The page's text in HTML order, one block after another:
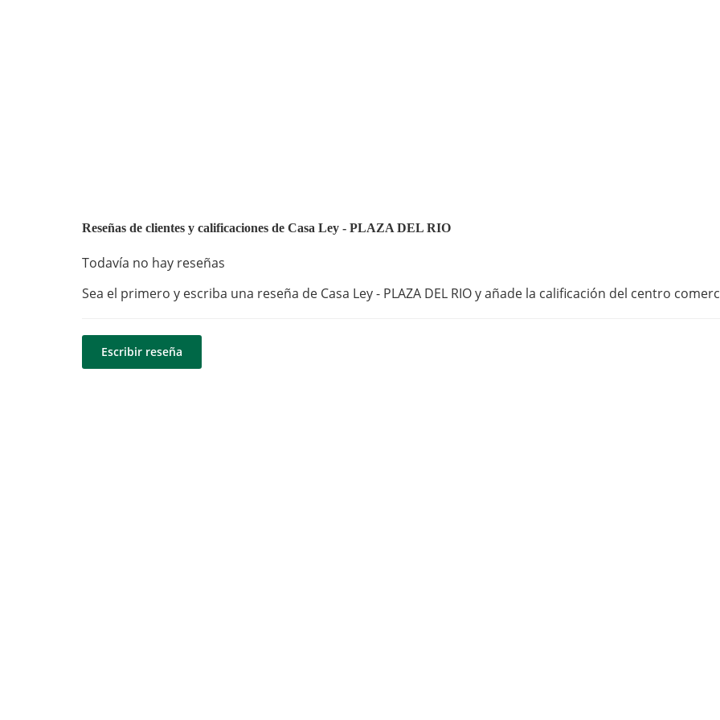
Reseñas de clientes y calificaciones de Casa Ley - PLAZA DEL RIO
Todavía no hay reseñas
Sea el primero y escriba una reseña de Casa Ley - PLAZA DEL RIO y añade la calificación del centro
Escribir reseña